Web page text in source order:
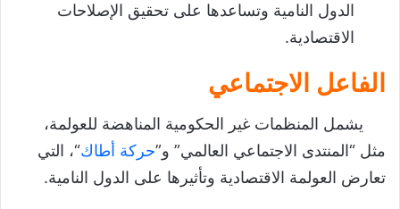
الدول النامية وتساعدها على تحقيق الإصلاحات
الاقتصادية.
الفاعل الاجتماعي
يشمل المنظمات غير الحكومية المناهضة للعولمة،
مثل “المنتدى الاجتماعي العالمي” و”حركة أطاك“، التي
تعارض العولمة الاقتصادية وتأثيرها على الدول النامية.